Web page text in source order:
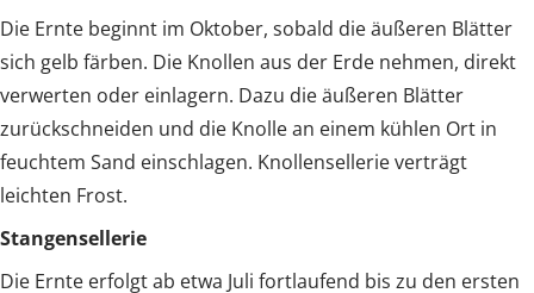
Die Ernte beginnt im Oktober, sobald die äußeren Blätter
sich gelb färben. Die Knollen aus der Erde nehmen, direkt
verwerten oder einlagern. Dazu die äußeren Blätter
zurückschneiden und die Knolle an einem kühlen Ort in
feuchtem Sand einschlagen. Knollensellerie verträgt
leichten Frost.
Stangensellerie
Die Ernte erfolgt ab etwa Juli fortlaufend bis zu den ersten